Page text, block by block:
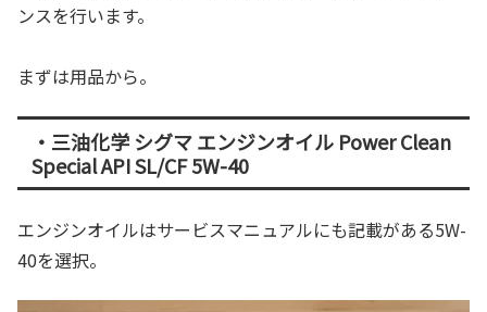
ンスを行います。
まずは用品から。
・三油化学 シグマ エンジンオイル Power Clean
Special API SL/CF 5W-40
エンジンオイルはサービスマニュアルにも記載がある5W-
40を選択。